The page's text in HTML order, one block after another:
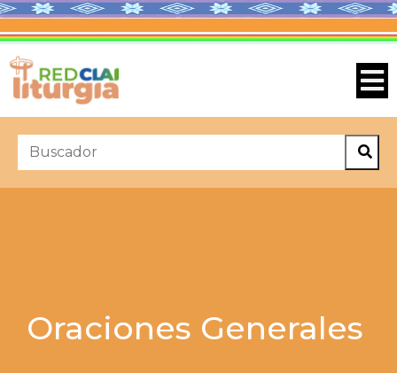
Oraciones Generales